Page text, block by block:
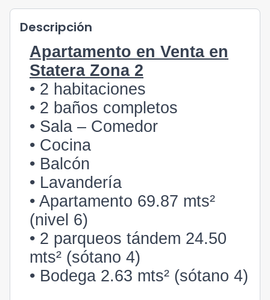
Descripción
Apartamento en Venta en
Statera Zona 2
• 2 habitaciones
• 2 baños completos
• Sala – Comedor
• Cocina
• Balcón
• Lavandería
• Apartamento 69.87 mts²
(nivel 6)
• 2 parqueos tándem 24.50
mts² (sótano 4)
• Bodega 2.63 mts² (sótano 4)